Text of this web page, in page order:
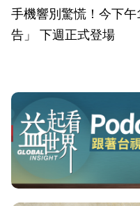
手機響別驚慌！今下
告」 下週正式登場